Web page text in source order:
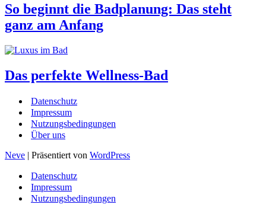
So beginnt die Badplanung: Das steht
ganz am Anfang
Das perfekte Wellness-Bad
Datenschutz
Impressum
Nutzungsbedingungen
Über uns
Neve | Präsentiert von WordPress
Datenschutz
Impressum
Nutzungsbedingungen